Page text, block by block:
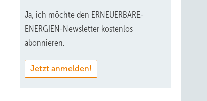
Ja, ich möchte den ERNEUERBARE-
ENERGIEN-Newsletter kostenlos
abonnieren.
Jetzt anmelden!